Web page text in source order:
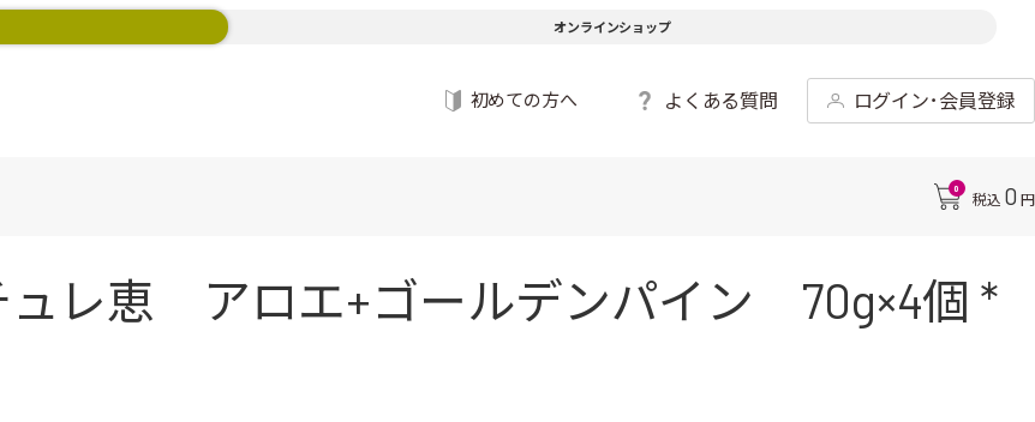
オンラインショップ
初めての方へ よくある質問 ログイン･会員登録
0
税込 0 円
レ恵 アロエ+ゴールデンパイン 70g×4個 *